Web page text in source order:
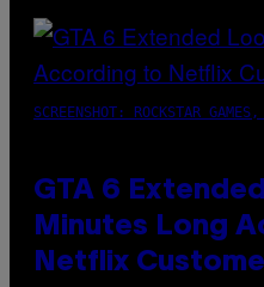
SCREENSHOT: ROCKSTAR
GTA 6
Minutes Long
Netflix